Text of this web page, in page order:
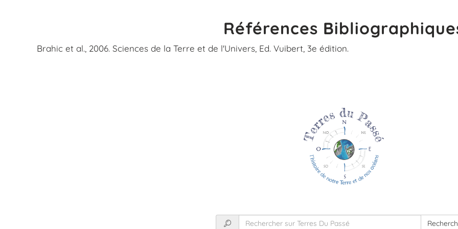
Galerie
Chaines Youtube à découvrir
Vive la Forêt
Références
Brahic et al., 2006. Sciences de la Terre et de l'Univers, Ed. Vuibert, 3e édition.